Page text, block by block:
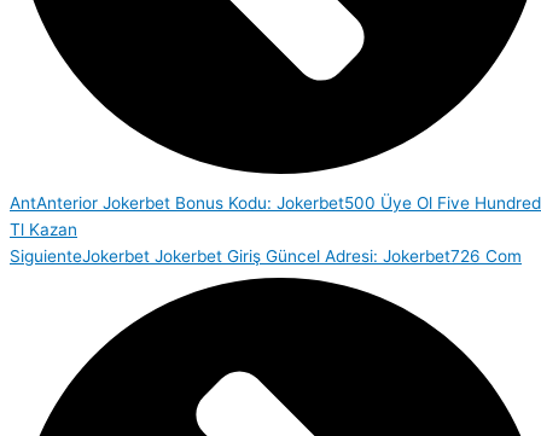
AntAnterior Jokerbet Bonus Kodu: Jokerbet500 Üye Ol Five Hundred
Tl Kazan
SiguienteJokerbet Jokerbet Giriş Güncel Adresi: Jokerbet726 Com